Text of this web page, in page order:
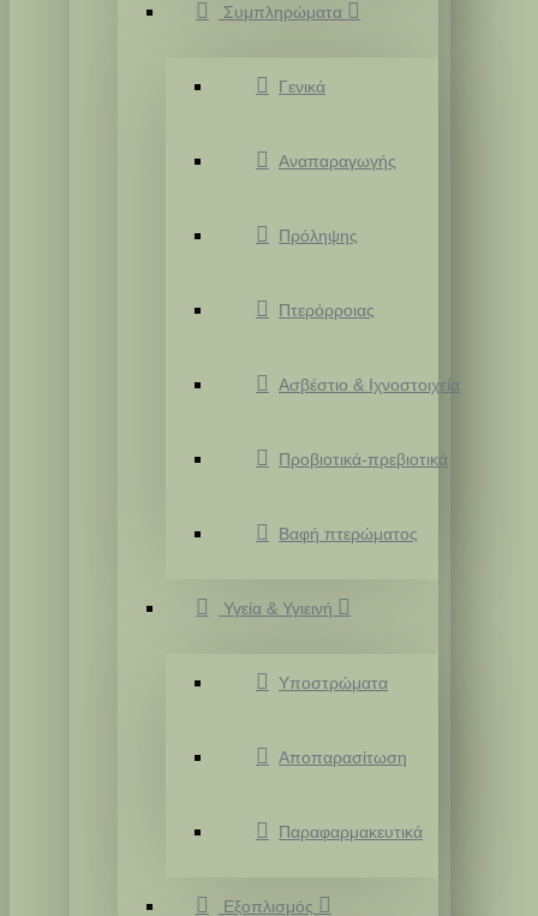
Συμπληρώματα
Γενικά
Αναπαραγωγής
Πρόληψης
Πτερόρροιας
Ασβέστιο & Ιχνοστοιχεία
Προβιοτικά-πρεβιοτικά
Βαφή πτερώματος
Υγεία & Υγιεινή
Υποστρώματα
Αποπαρασίτωση
Παραφαρμακευτικά
Εξοπλισμός